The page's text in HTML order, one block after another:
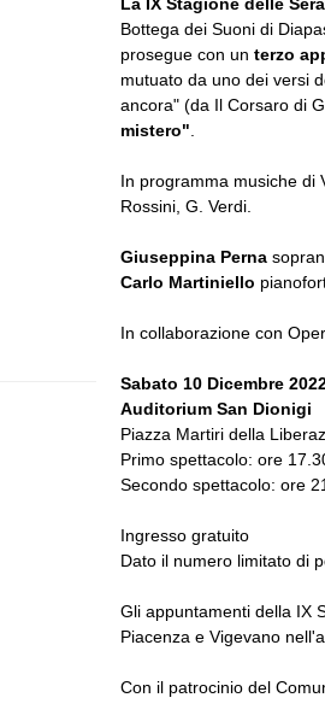
Bottega dei Suoni di
prosegue con un terzo
mutuato da uno dei versi
ancora" (da Il Corsaro di
mistero"
In programma musiche di
Rossini, G. Verdi.
Giuseppina Perna
Carlo Martiniello
In collaborazione con
Sabato 10 Dicembre
Auditorium San Dionigi
Piazza Martiri della
Primo spettacolo: ore
Secondo spettacolo: ore 21
Ingresso gratuito
Dato il numero limitato di
Gli appuntamenti della IX
Piacenza e Vigevano
Con il patrocinio del